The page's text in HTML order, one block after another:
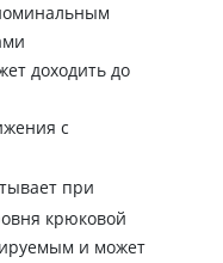
доходить до
с
при
крюковой
и может